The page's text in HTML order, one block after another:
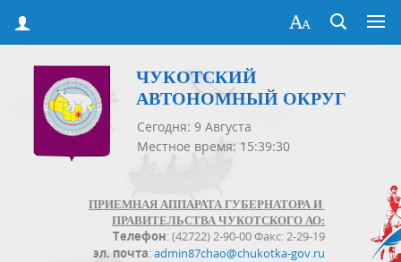
ЧУКОТСКИЙ
АВТОНОМНЫЙ ОКРУГ
Сегодня: 9 Августа
Местное время: 15:39:30
ПРИЕМНАЯ АППАРАТА ГУБЕРНАТОРА И
ПРАВИТЕЛЬСТВА ЧУКОТСКОГО АО:
Телефон: (42722) 2-90-00 Факс: 2-29-19
эл. почта:admin87chao@chukotka-gov.ru